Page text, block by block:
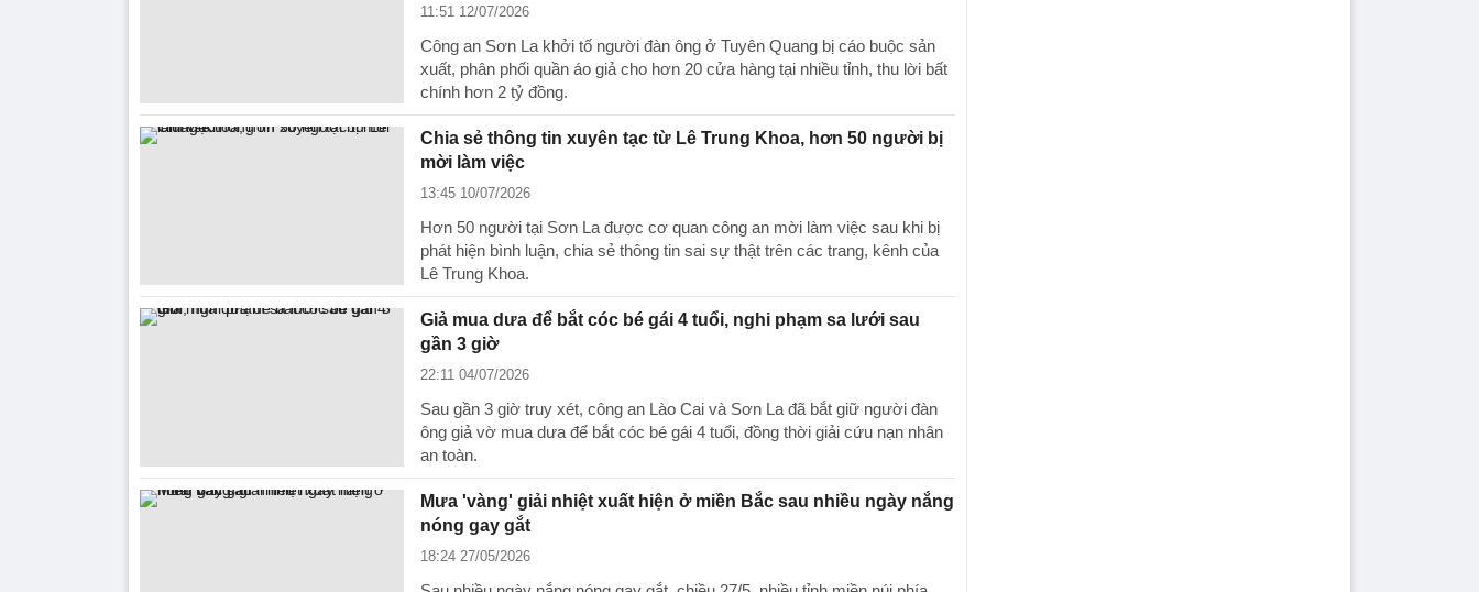
11:51 12/07/2026
Công an Sơn La khởi tố người đàn ông ở Tuyên Quang bị cáo buộc sản
xuất, phân phối quần áo giả cho hơn 20 cửa hàng tại nhiều tỉnh, thu lời bất
chính hơn 2 tỷ đồng.
Chia sẻ thông tin xuyên tạc từ Lê Trung Khoa, hơn 50 người bị
mời làm việc
13:45 10/07/2026
Hơn 50 người tại Sơn La được cơ quan công an mời làm việc sau khi bị
phát hiện bình luận, chia sẻ thông tin sai sự thật trên các trang, kênh của
Lê Trung Khoa.
Giả mua dưa để bắt cóc bé gái 4 tuổi, nghi phạm sa lưới sau
gần 3 giờ
22:11 04/07/2026
Sau gần 3 giờ truy xét, công an Lào Cai và Sơn La đã bắt giữ người đàn
ông giả vờ mua dưa để bắt cóc bé gái 4 tuổi, đồng thời giải cứu nạn nhân
an toàn.
Mưa 'vàng' giải nhiệt xuất hiện ở miền Bắc sau nhiều ngày nắng
nóng gay gắt
18:24 27/05/2026